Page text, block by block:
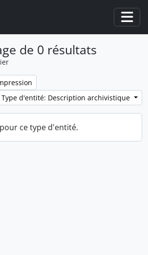
de 0 résultats
Type d'entité: Description archivistique
ce type d'entité.